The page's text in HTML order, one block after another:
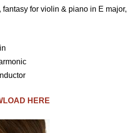
fantasy for violin & piano in E major,
HERE